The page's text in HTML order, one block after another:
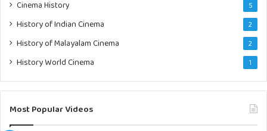
Cinema History 5
History of Indian Cinema 2
History of Malayalam Cinema 2
History World Cinema 1
Most Popular Videos